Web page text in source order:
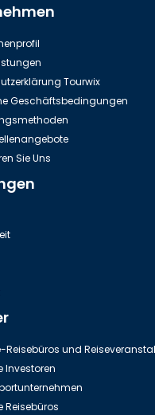
Tourwix
Geschäftsbedingungen
Sie Uns
Reisebüros und
Investoren
Reisebüros